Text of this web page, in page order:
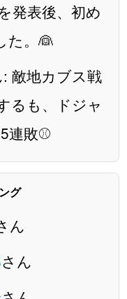
発表後、初め
た。👰
敵地カブス戦
るも、ドジャ
連敗⚾️
グ
ん
さん